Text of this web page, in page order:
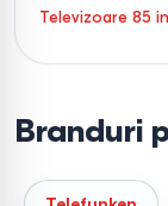
Televizoare 85
Televizoare
Wi-Fi
Branduri